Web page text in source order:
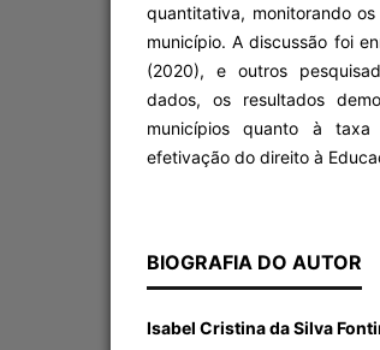
quantitativa, monitorando
município. A discussão foi
(2020), e outros
dados, os resultados
municípios quanto à
efetivação do direito à
BIOGRAFIA DO AUTOR
Isabel Cristina da Silva